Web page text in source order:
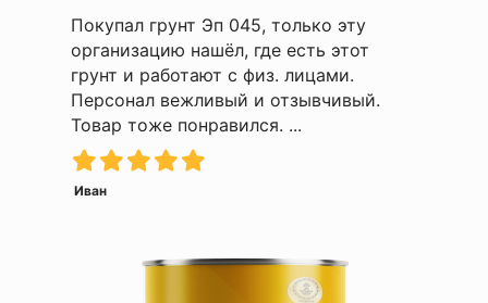
Покупал грунт Эп 045, только эту
организацию нашёл, где есть этот
грунт и работают с физ. лицами.
Персонал вежливый и отзывчивый.
Товар тоже понравился. ...
Иван